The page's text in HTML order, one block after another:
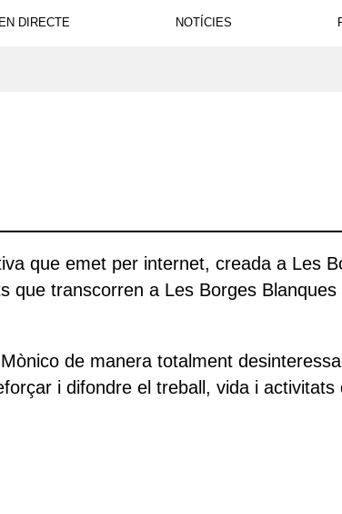
EN DIRECTE NOTÍCIES
que emet per internet, creada a Les
que transcorren a Les Borges
de manera totalment
i difondre el treball, vida i